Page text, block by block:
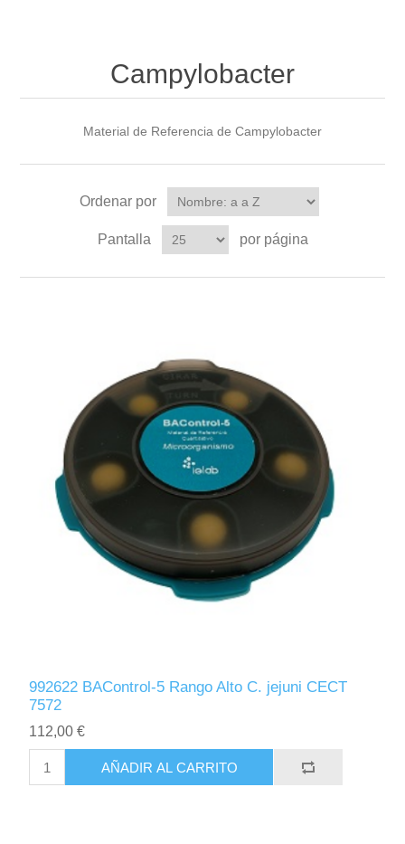
Campylobacter
Material de Referencia de Campylobacter
Ordenar por
Pantalla por página
992622 BAControl-5 Rango Alto C. jejuni CECT
7572
112,00 €
AÑADIR AL CARRITO